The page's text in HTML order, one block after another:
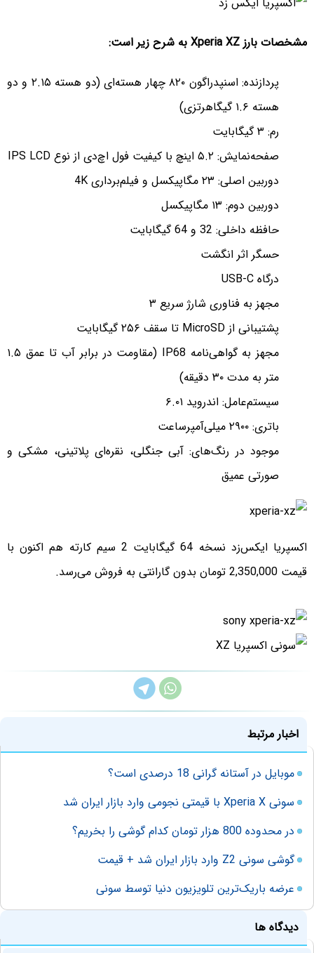
مشخصات بارز Xperia XZ به شرح زیر است:
پردازنده: اسنپدراگون ۸۲۰ چهار هسته‌ای (دو هسته ۲.۱۵ و دو
هسته ۱.۶ گیگاهرتزی)
رم: ۳ گیگابایت
صفحه‌نمایش: ۵.۲ اینچ با کیفیت فول اچ‌دی از نوع IPS LCD
دوربین اصلی: ۲۳ مگاپیکسل و فیلم‌برداری 4K
دوربین دوم: ۱۳ مگاپیکسل
حافظه داخلی: 32 و 64 گیگابایت
حسگر اثر انگشت
درگاه USB-C
مجهز به فناوری شارژ سریع ۳
پشتیبانی از MicroSD تا سقف ۲۵۶ گیگابایت
مجهز به گواهی‌نامه IP68 (مقاومت در برابر آب تا عمق ۱.۵
متر به مدت ۳۰ دقیقه)
سیستم‌عامل: اندروید ۶.۰۱
باتری: ۲۹۰۰ میلی‌آمپرساعت
موجود در رنگ‌های: آبی جنگلی، نقره‌ای پلاتینی، مشکی و
صورتی عمیق
اکسپریا ایکس‌زد نسخه 64 گیگابایت 2 سیم کارته هم اکنون با
قیمت 2,350,000 تومان بدون گارانتی به فروش می‌رسد.
اخبار مرتبط
موبایل در آستانه گرانی 18 درصدی است؟
سونی Xperia X با قیمتی نجومی وارد بازار ایران شد
در محدوده 800 هزار تومان کدام گوشی را بخریم؟
گوشی سونی Z2 وارد بازار ایران شد + قیمت
عرضه باریک‌ترین تلویزیون دنیا توسط سونی
دیدگاه ها